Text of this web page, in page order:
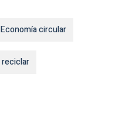
Economía circular
reciclar